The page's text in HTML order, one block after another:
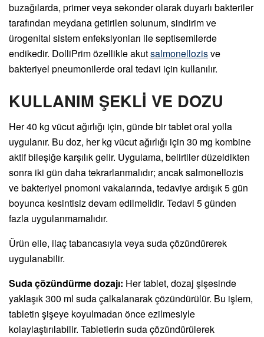
buzağılarda, primer veya sekonder olarak duyarlı bakteriler
tarafından meydana getirilen solunum, sindirim ve
ürogenital sistem enfeksiyonları ile septisemilerde
endikedir. DolliPrim özellikle akutsalmonellozisve
bakteriyel pneumonilerde oral tedavi için kullanılır.
KULLANIM ŞEKLİ VE DOZU
Her 40 kg vücut ağırlığı için, günde bir tablet oral yolla
uygulanır. Bu doz, her kg vücut ağırlığı için 30 mg kombine
aktif bileşiğe karşılık gelir. Uygulama, belirtiler düzeldikten
sonra iki gün daha tekrarlanmalıdır; ancak salmonellozis
ve bakteriyel pnomoni vakalarında, tedaviye ardışık 5 gün
boyunca kesintisiz devam edilmelidir. Tedavi 5 günden
fazla uygulanmamalıdır.
Ürün elle, ilaç tabancasıyla veya suda çözündürerek
uygulanabilir.
Suda çözündürme dozajı: Her tablet, dozaj şişesinde
yaklaşık 300 ml suda çalkalanarak çözündürülür. Bu işlem,
tabletin şişeye koyulmadan önce ezilmesiyle
kolaylaştırılabilir. Tabletlerin suda çözündürülerek